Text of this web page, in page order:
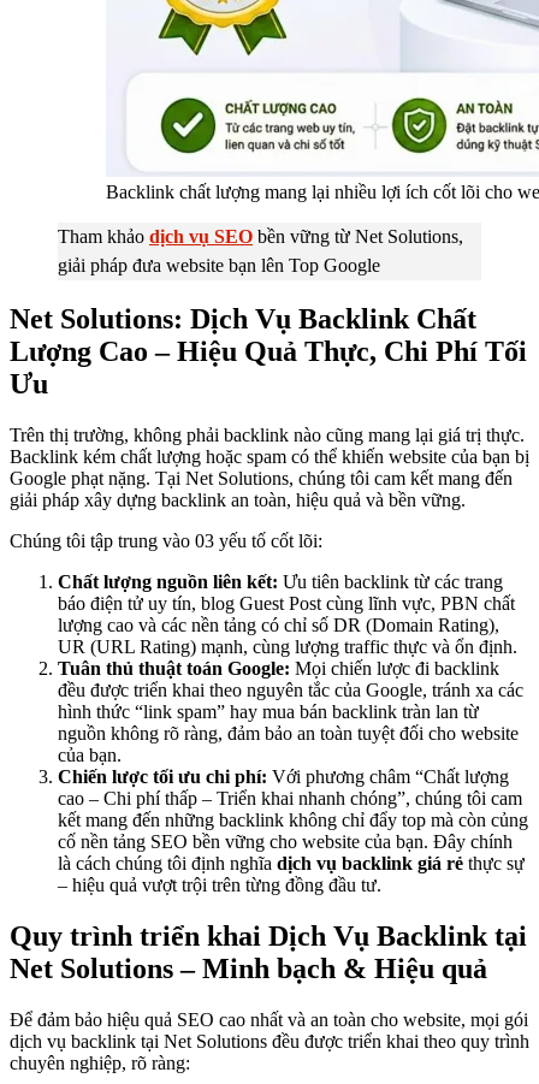
Backlink chất lượng mang lại nhiều lợi ích cốt lõi cho
Tham khảo dịch vụ SEO bền vững từ Net Solutions,
giải pháp đưa website bạn lên Top Google
Net Solutions: Dịch Vụ Backlink Chất
Lượng Cao – Hiệu Quả Thực, Chi Phí Tối
Ưu
Trên thị trường, không phải backlink nào cũng mang lại giá trị thực.
Backlink kém chất lượng hoặc spam có thể khiến website của bạn bị
Google phạt nặng. Tại Net Solutions, chúng tôi cam kết mang đến
giải pháp xây dựng backlink an toàn, hiệu quả và bền vững.
Chúng tôi tập trung vào 03 yếu tố cốt lõi:
Chất lượng nguồn liên kết: Ưu tiên backlink từ các trang
báo điện tử uy tín, blog Guest Post cùng lĩnh vực, PBN chất
lượng cao và các nền tảng có chỉ số DR (Domain Rating),
UR (URL Rating) mạnh, cùng lượng traffic thực và ổn định.
Tuân thủ thuật toán Google: Mọi chiến lược đi backlink
đều được triển khai theo nguyên tắc của Google, tránh xa các
hình thức “link spam” hay mua bán backlink tràn lan từ
nguồn không rõ ràng, đảm bảo an toàn tuyệt đối cho website
của bạn.
Chiến lược tối ưu chi phí: Với phương châm “Chất lượng
cao – Chi phí thấp – Triển khai nhanh chóng”, chúng tôi cam
kết mang đến những backlink không chỉ đẩy top mà còn củng
cố nền tảng SEO bền vững cho website của bạn. Đây chính
là cách chúng tôi định nghĩa dịch vụ backlink giá rẻ thực sự
– hiệu quả vượt trội trên từng đồng đầu tư.
Quy trình triển khai Dịch Vụ Backlink tại
Net Solutions – Minh bạch & Hiệu quả
Để đảm bảo hiệu quả SEO cao nhất và an toàn cho website, mọi gói
dịch vụ backlink tại Net Solutions đều được triển khai theo quy trình
chuyên nghiệp, rõ ràng: